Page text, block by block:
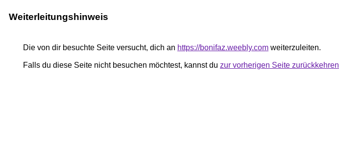
Weiterleitungshinweis
Die von dir besuchte Seite versucht, dich an https://bonifaz.weebly.com weiterzuleiten.
Falls du diese Seite nicht besuchen möchtest, kannst du zur vorherigen Seite zurückkehren